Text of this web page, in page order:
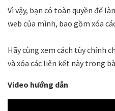
Vì vậy, bạn có toàn quyền để
web của mình, bao gồm xóa
Hãy cùng xem cách tùy chỉnh
và xóa các liên kết này trong
Video hướng dẫn